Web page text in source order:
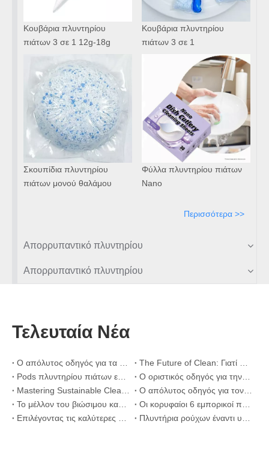
Κουβάρια πλυντηρίου
πιάτων 3 σε 1 12g-18g
Κουβάρια πλυντηρίου
πιάτων 3 σε 1
Σκουπίδια πλυντηρίου
πιάτων μονού θαλάμου
Φύλλα πλυντηρίου πιάτων
Nano
Περισσότερα >>
Απορρυπαντικό πλυντηρίου
Απορρυπαντικό πλυντηρίου
Τελευταία Νέα
Ο απόλυτος οδηγός για τα απορρυπαντικά πλυντηρίων πιάτων: Pods Vs. Tablets Vs. Σκόνη
The Future of Clean: Γιατί οι λοβοί για πλυντήρια πιάτων με βάση τα φυτά είναι στη μόδα το 2026
Pods πλυντηρίου πιάτων εναντίον σκόνης: Ένας ειδικός οδηγός για την επιλογή του καλύτερου απορρυπαντικού
Ο οριστικός οδηγός για την επιλογή των καλύτερων καψουλών πλυντηρίου πιάτων για γυάλινα και ευαίσθητα είδη
Mastering Sustainable Clean: The Expert's Guide To Eco Detergent Sheets
Ο απόλυτος οδηγός για τον εντοπισμό καψουλών πλυντηρίου υψηλής ποιότητας: Η προοπτική ενός ειδικού στον κλάδο
Το μέλλον του βιώσιμου καθαρισμού: Γιατί τα καταστήματα αναπλήρωσης αγκαλιάζουν τα χύδην μη συσκευασμένα φύλλα απορρυπαντικού πλυντηρίου
Οι κορυφαίοι 6 εμπορικοί προμηθευτές απορρυπαντικών πλυντηρίων πιάτων στον κόσμο (Οδηγός OEM & αγοραστών 2026)
Επιλέγοντας τις καλύτερες ταμπλέτες καθαρισμού πλυντηρίου ρούχων για σκληρό νερό
Πλυντήρια ρούχων έναντι υγρού απορρυπαντικού: Ποια είναι η σωστή επιλογή για τα ρούχα σας;